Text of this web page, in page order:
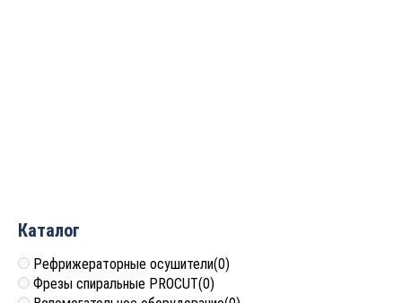
Каталог
Рефрижераторные осушители(0)
Фрезы спиральные PROCUT(0)